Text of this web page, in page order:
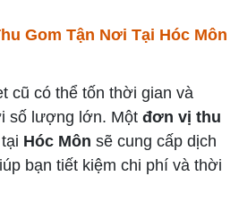
Gom Tận Nơi Tại Hóc Môn
cũ có thể tốn thời gian và
số lượng lớn. Một đơn vị thu
tại Hóc Môn sẽ cung cấp dịch
bạn tiết kiệm chi phí và thời